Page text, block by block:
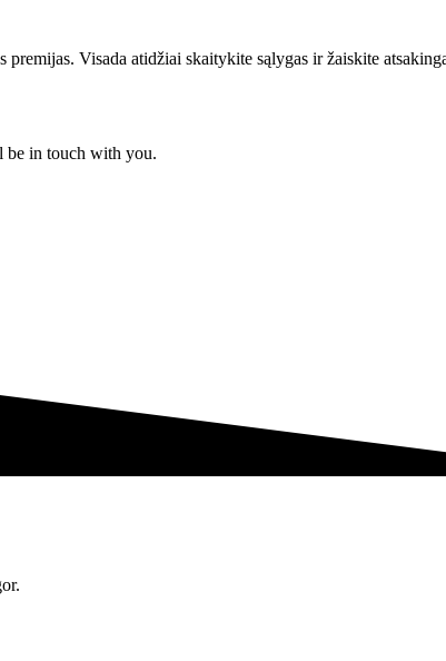
Visada atidžiai skaitykite sąlygas ir žaiskite
be in touch with you.